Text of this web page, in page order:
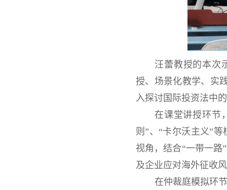
汪蕾教授的本次
授、场景化教学、实
入探讨国际投资法中
在课堂讲授环节
则”、“卡尔沃主义”
视角，结合“一带一
及企业应对海外征收
在仲裁庭模拟环